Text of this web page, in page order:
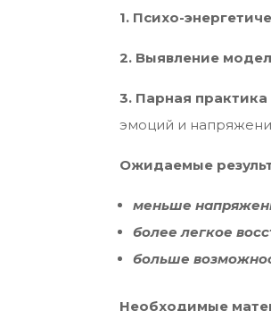
1. Психо-
2. Выявление
3. Парная
эмоций и
Ожидаемые
меньше
более легкое
больше
Необходимые